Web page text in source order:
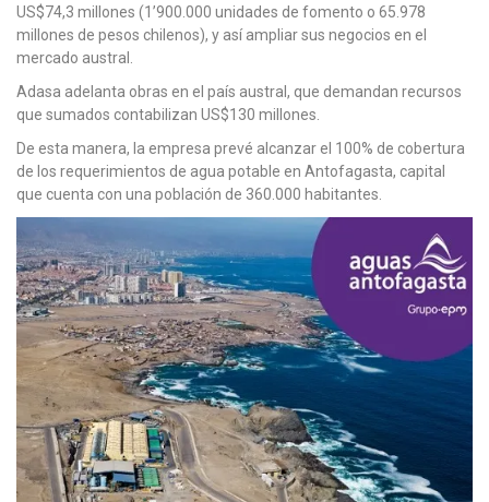
US$74,3 millones (1’900.000 unidades de fomento o 65.978
millones de pesos chilenos), y así ampliar sus negocios en el
mercado austral.
Adasa adelanta obras en el país austral, que demandan recursos
que sumados contabilizan US$130 millones.
De esta manera, la empresa prevé alcanzar el 100% de cobertura
de los requerimientos de agua potable en Antofagasta, capital
que cuenta con una población de 360.000 habitantes.